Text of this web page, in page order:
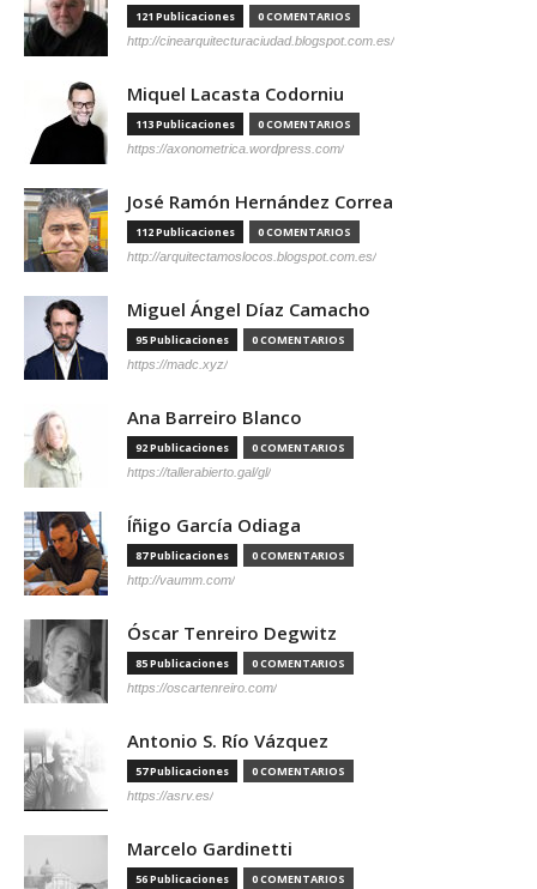
121 Publicaciones 0 COMENTARIOS
http://cinearquitecturaciudad.blogspot.com.es/
Miquel Lacasta Codorniu
113 Publicaciones 0 COMENTARIOS
https://axonometrica.wordpress.com/
José Ramón Hernández Correa
112 Publicaciones 0 COMENTARIOS
http://arquitectamoslocos.blogspot.com.es/
Miguel Ángel Díaz Camacho
95 Publicaciones 0 COMENTARIOS
https://madc.xyz/
Ana Barreiro Blanco
92 Publicaciones 0 COMENTARIOS
https://tallerabierto.gal/gl/
Íñigo García Odiaga
87 Publicaciones 0 COMENTARIOS
http://vaumm.com/
Óscar Tenreiro Degwitz
85 Publicaciones 0 COMENTARIOS
https://oscartenreiro.com/
Antonio S. Río Vázquez
57 Publicaciones 0 COMENTARIOS
https://asrv.es/
Marcelo Gardinetti
56 Publicaciones 0 COMENTARIOS